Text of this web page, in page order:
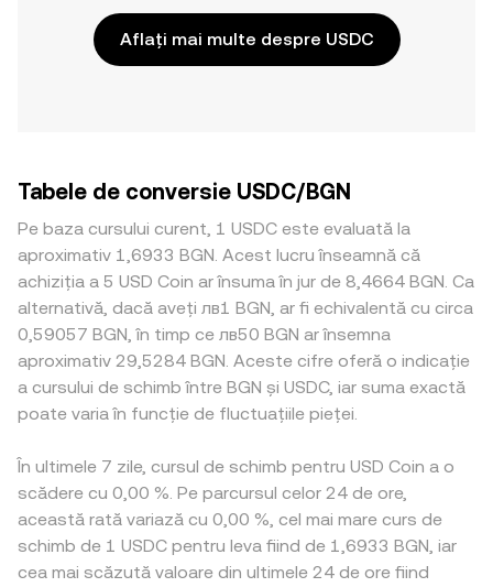
Aflați mai multe despre USDC
Tabele de conversie USDC/BGN
Pe baza cursului curent, 1 USDC este evaluată la
aproximativ 1,6933 BGN. Acest lucru înseamnă că
achiziția a 5 USD Coin ar însuma în jur de 8,4664 BGN. Ca
alternativă, dacă aveți лв1 BGN, ar fi echivalentă cu circa
0,59057 BGN, în timp ce лв50 BGN ar însemna
aproximativ 29,5284 BGN. Aceste cifre oferă o indicație
a cursului de schimb între BGN și USDC, iar suma exactă
poate varia în funcție de fluctuațiile pieței.
În ultimele 7 zile, cursul de schimb pentru USD Coin a o
scădere cu 0,00 %. Pe parcursul celor 24 de ore,
această rată variază cu 0,00 %, cel mai mare curs de
schimb de 1 USDC pentru leva fiind de 1,6933 BGN, iar
cea mai scăzută valoare din ultimele 24 de ore fiind